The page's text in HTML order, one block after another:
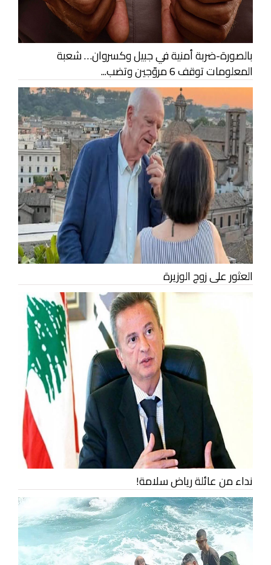
بالصورة-ضربة أمنية في جبيل وكسروان… شعبة
المعلومات توقف 6 مروّجين وتضب...
العثور على زوج الوزيرة
نداء من عائلة رياض سلامة!